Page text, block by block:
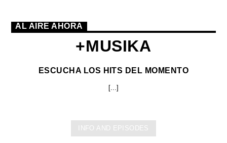
AL AIRE AHORA
+MUSIKA
ESCUCHA LOS HITS DEL MOMENTO
[...]
INFO AND EPISODES